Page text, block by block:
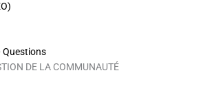
Questions
DE LA COMMUNAUTÉ